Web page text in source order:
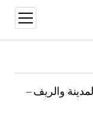
open
menu
والريف –